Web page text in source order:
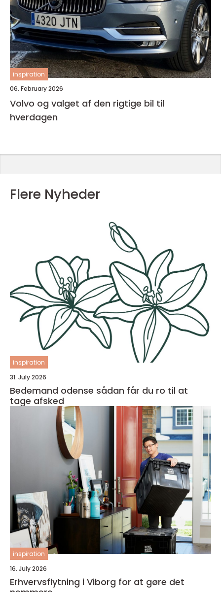
inspiration
06. February 2026
Volvo og valget af den rigtige bil til
hverdagen
Flere Nyheder
inspiration
31. July 2026
Bedemand odense sådan får du ro til at
tage afsked
inspiration
16. July 2026
Erhvervsflytning i Viborg for at gøre det